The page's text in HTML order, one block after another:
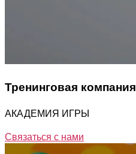
Тренинговая компания
АКАДЕМИЯ ИГРЫ
Связаться с нами